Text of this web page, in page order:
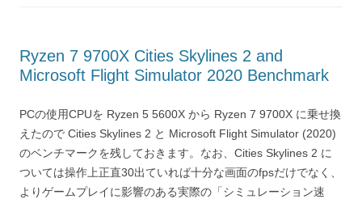
Ryzen 7 9700X Cities Skylines 2 and
Microsoft Flight Simulator 2020 Benchmark
PCの使用CPUを Ryzen 5 5600X から Ryzen 7 9700X に乗せ換
えたので Cities Skylines 2 と Microsoft Flight Simulator (2020)
のベンチマークを残しておきます。なお、Cities Skylines 2 に
ついては操作上正直30出ていれば十分な画面のfpsだけでなく、
よりゲームプレイに影響のある実際の「シミュレーション速